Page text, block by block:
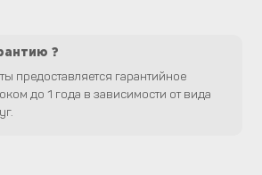
?
предоставляется гарантийное
до 1 года в зависимости от вида